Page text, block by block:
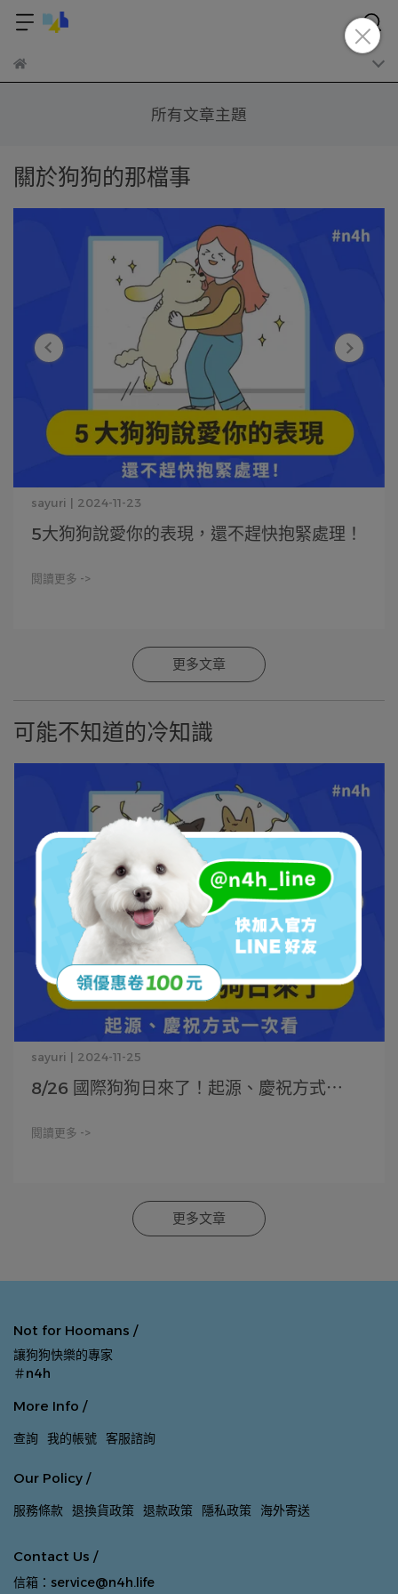
所有文章主題
關於狗狗的那檔事
sayuri | 2024-11-23
5大狗狗說愛你的表現，還不趕快抱緊處理！
閱讀更多 ->
更多文章
可能不知道的冷知識
sayuri | 2024-11-25
8/26 國際狗狗日來了！起源、慶祝方式⋯
閱讀更多 ->
更多文章
Not for Hoomans /
讓狗狗快樂的專家
＃n4h
More Info /
查詢 我的帳號 客服諮詢
Our Policy /
服務條款 退換貨政策 退款政策 隱私政策 海外寄送
Contact Us /
信箱：service@n4h.life